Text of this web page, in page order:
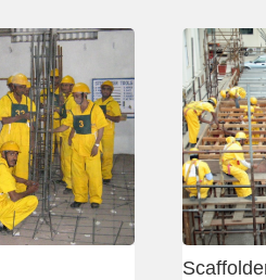
Gurugram Test Centre